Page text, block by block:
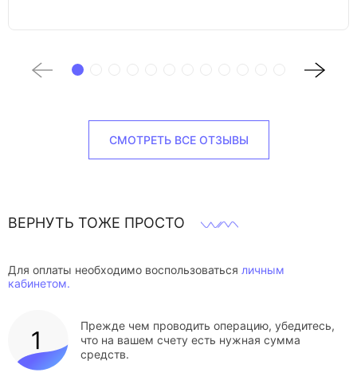
СМОТРЕТЬ ВСЕ ОТЗЫВЫ
ВЕРНУТЬ ТОЖЕ ПРОСТО
Для оплаты необходимо воспользоваться личным
кабинетом.
Прежде чем проводить операцию, убедитесь,
что на вашем счету есть нужная сумма
средств.